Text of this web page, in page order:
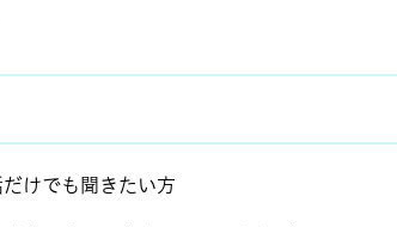
けでも聞きたい方